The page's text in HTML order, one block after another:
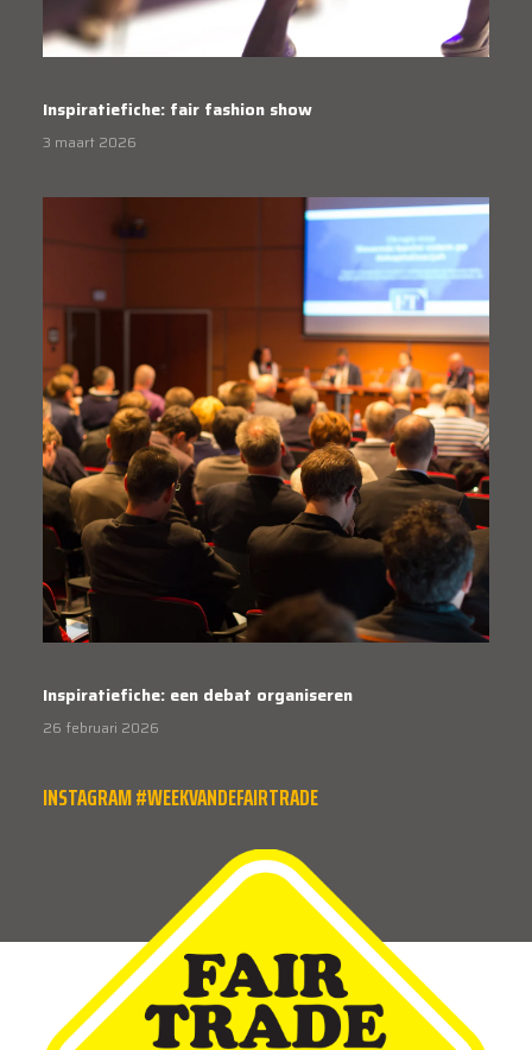
Inspiratiefiche: fair fashion show
3 maart 2026
Inspiratiefiche: een debat organiseren
26 februari 2026
INSTAGRAM #WEEKVANDEFAIRTRADE